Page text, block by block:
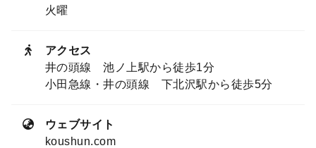
火曜
アクセス
井の頭線 池ノ上駅から徒歩1分
小田急線・井の頭線 下北沢駅から徒歩5分
ウェブサイト
koushun.com